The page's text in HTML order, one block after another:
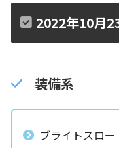
2022年10月
装備系
ブライトスロ